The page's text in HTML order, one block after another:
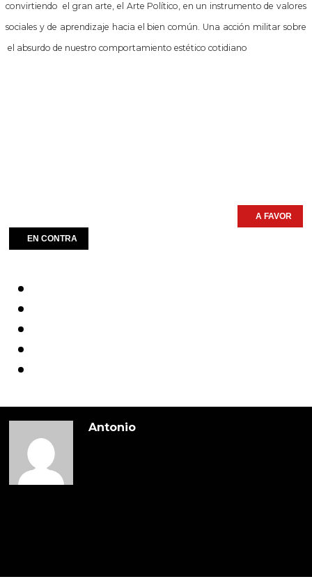
convirtiendo el gran arte, el Arte Político, en un instrumento de valores
sociales y de aprendizaje hacia el bien común. Una acción militar sobre
el absurdo de nuestro comportamiento estético cotidiano
A FAVOR
EN CONTRA
Antonio